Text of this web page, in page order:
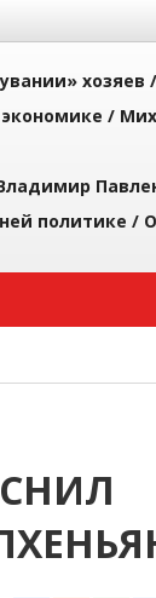
хозяев /
/
политике /